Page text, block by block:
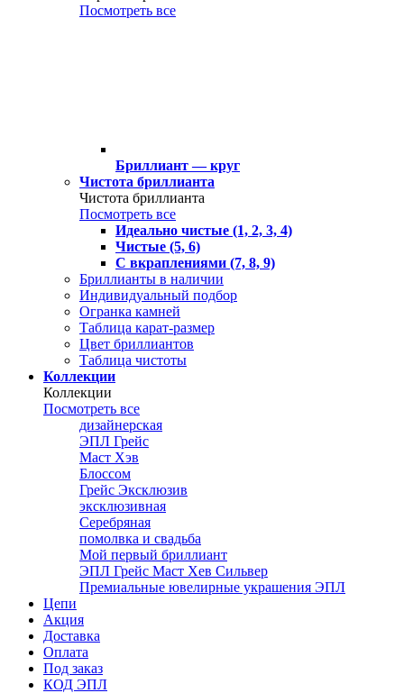
Посмотреть все
Бриллиант — круг
Чистота бриллианта
Чистота бриллианта
Посмотреть все
Идеально чистые (1, 2, 3, 4)
Чистые (5, 6)
С вкраплениями (7, 8, 9)
Бриллианты в наличии
Индивидуальный подбор
Огранка камней
Таблица карат-размер
Цвет бриллиантов
Таблица чистоты
Коллекции
Коллекции
Посмотреть все
дизайнерская
ЭПЛ Грейс
Маст Хэв
Блоссом
Грейс Эксклюзив
эксклюзивная
Серебряная
помолвка и свадьба
Мой первый бриллиант
ЭПЛ Грейс Маст Хев Сильвер
Премиальные ювелирные украшения ЭПЛ
Цепи
Акция
Доставка
Оплата
Под заказ
КОД ЭПЛ